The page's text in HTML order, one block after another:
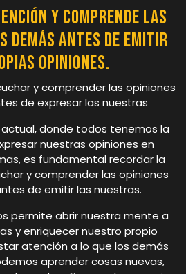
y comprende las
demás antes de emitir
opiniones.
y comprender las opiniones
de expresar las nuestras
donde todos tenemos la
nuestras opiniones en
es fundamental recordar la
y comprender las opiniones
de emitir las nuestras.
permite abrir nuestra mente a
y enriquecer nuestro propio
atención a lo que los demás
aprender cosas nuevas,